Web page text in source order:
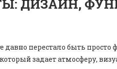
ДИЗАЙН,
давно перестало быть
задает атмосферу,